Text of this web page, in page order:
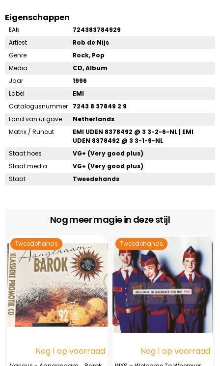
Eigenschappen
EAN
724383784929
Artiest
Rob de Nijs
Genre
Rock, Pop
Media
CD, Album
Jaar
1996
Label
EMI
Catalogusnummer
7243 8 37849 2 9
Land van uitgave
Netherlands
Matrix / Runout
EMI UDEN 8378492 @ 3 3-2-6-NL | EMI
UDEN 8378492 @ 3 3-1-9-NL
Staat hoes
VG+ (Very good plus)
Staat media
VG+ (Very good plus)
Staat
Tweedehands
Nog meer magie in deze stijl
Tweedehands
Nog 1 op voorraad
Tweedehands
Nog 1 op voorraad